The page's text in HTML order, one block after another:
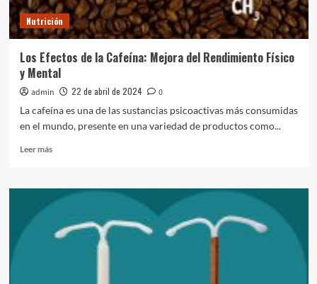
Nutrición
Los Efectos de la Cafeína: Mejora del Rendimiento Físico
y Mental
admin 22 de abril de 2024
0
La cafeína es una de las sustancias psicoactivas más consumidas
en el mundo, presente en una variedad de productos como...
Leer másLeer
Los
Efectos
la
Cafeína: